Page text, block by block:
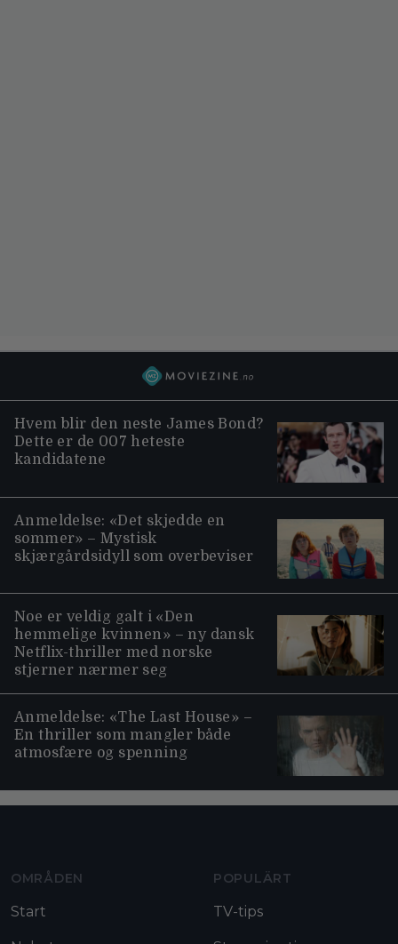
Hvem blir den neste James Bond?
Dette er de 007 heteste
kandidatene
Anmeldelse: «Det skjedde en
sommer» – Mystisk
skjærgårdsidyll som overbeviser
Noe er veldig galt i «Den
hemmelige kvinnen» – ny dansk
Netflix-thriller med norske
stjerner nærmer seg
Anmeldelse: «The Last House» –
En thriller som mangler både
atmosfære og spenning
OMRÅDEN
Start
POPULÄRT
TV-tips